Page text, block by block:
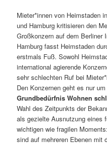
Mieter*innen von Heimstaden
und Hamburg kritisieren den
Großkonzern auf dem Berliner
Hamburg fasst Heimstaden
erstmals Fuß. Sowohl
international agierende
sehr schlechten Ruf bei
Den Konzernen geht es nur
Grundbedürfnis Wohnen
Wahl des Zeitpunkts der
als gezielte Ausnutzung eines
wichtigen wie fragilen
sind auf mehreren Ebenen mit